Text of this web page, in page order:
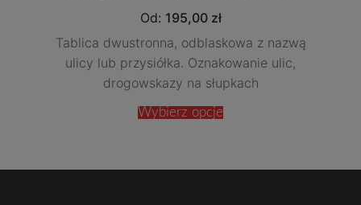
Od: 195,00 zł
Tablica dwustronna, odblaskowa z nazwą
ulicy lub przysiółka. Oznakowanie ulic,
drogowskazy na słupkach
Wybierz opcje